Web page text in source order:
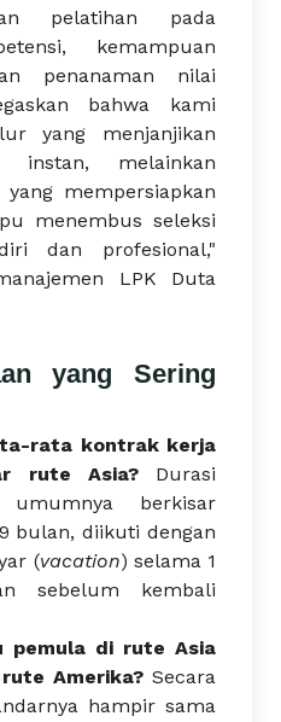
pelatihan pada
kemampuan
penanaman nilai
bahwa kami
yang menjanjikan
instan, melainkan
mempersiapkan
menembus seleksi
dan profesional,"
LPK Duta
yang Sering
rata kontrak kerja
rute Asia?Durasi
berkisar
bulan, diikuti dengan
(vacation) selama 1
sebelum kembali
pemula di rute Asia
Amerika? Secara
hampir sama